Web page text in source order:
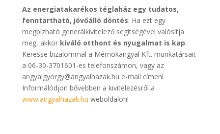
Az energiatakarékos téglaház egy tudatos,
fenntartható, jövőálló döntés. Ha ezt egy
megbízható generálkivitelező segítségével valósítja
meg, akkor kiváló otthont és nyugalmat is kap.
Keresse bizalommal a Mérnökangyal Kft. munkatársait
a 06-30-3701601-es telefonszámon, vagy az
angyalgyorgy@angyalhazak.hu e-mail címen!
Informálódjon bővebben a kivitelezésről a
www.angyalhazak.hu weboldalon!